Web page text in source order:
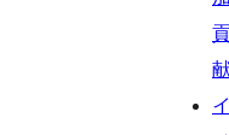
イ